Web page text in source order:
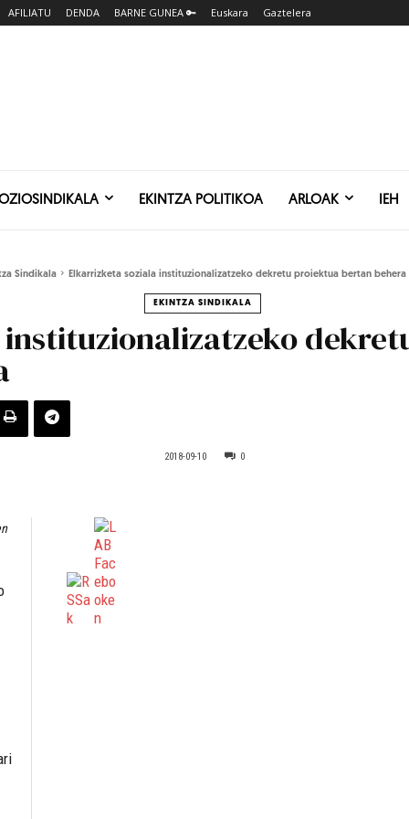
AFILIATU DENDA BARNE GUNEA 🔑 Euskara Gaztelera
EKINTZA POLITIKOA ARLOAK IEH
Sindikala Elkarrizketa soziala instituzionalizatzeko dekretu proiektua bertan behera
EKINTZA SINDIKALA
2018-09-10 0